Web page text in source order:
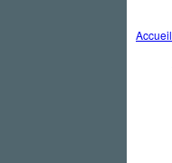
Accueil